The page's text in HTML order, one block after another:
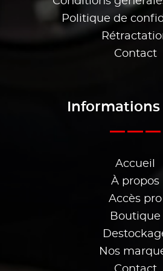
Politique de
Contact
Accueil
À propos
Accès pro
Boutique
Nos